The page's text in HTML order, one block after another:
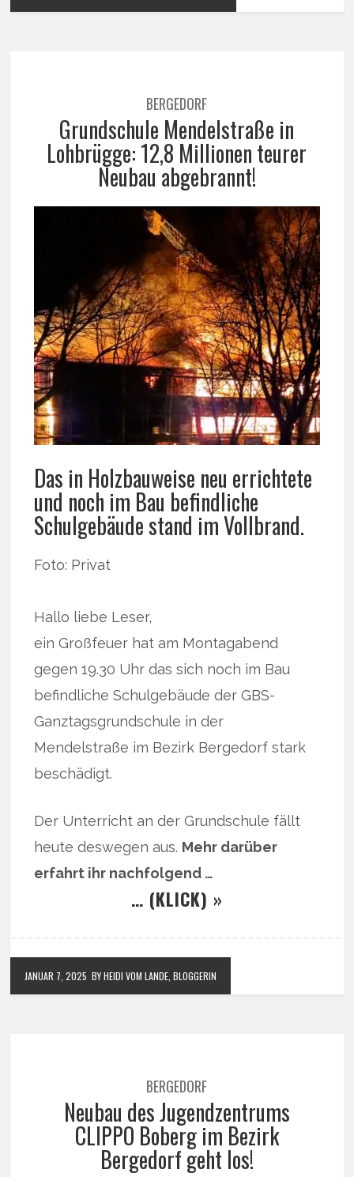
BERGEDORF
Grundschule Mendelstraße in
Lohbrügge: 12,8 Millionen teurer
Neubau abgebrannt!
Das in Holzbauweise neu errichtete
und noch im Bau befindliche
Schulgebäude stand im Vollbrand.
Foto: Privat
Hallo liebe Leser,
ein Großfeuer hat am Montagabend
gegen 19.30 Uhr das sich noch im Bau
befindliche Schulgebäude der GBS-
Ganztagsgrundschule in der
Mendelstraße im Bezirk Bergedorf stark
beschädigt.
Der Unterricht an der Grundschule fällt
heute deswegen aus. Mehr darüber
erfahrt ihr nachfolgend …
… (KLICK) »
JANUAR 7, 2025 BY HEIDI VOM LANDE, BLOGGERIN
BERGEDORF
Neubau des Jugendzentrums
CLIPPO Boberg im Bezirk
Bergedorf geht los!